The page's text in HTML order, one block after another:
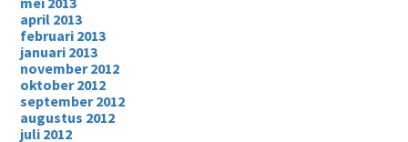
april 2013
februari 2013
januari 2013
november 2012
oktober 2012
september 2012
augustus 2012
juli 2012